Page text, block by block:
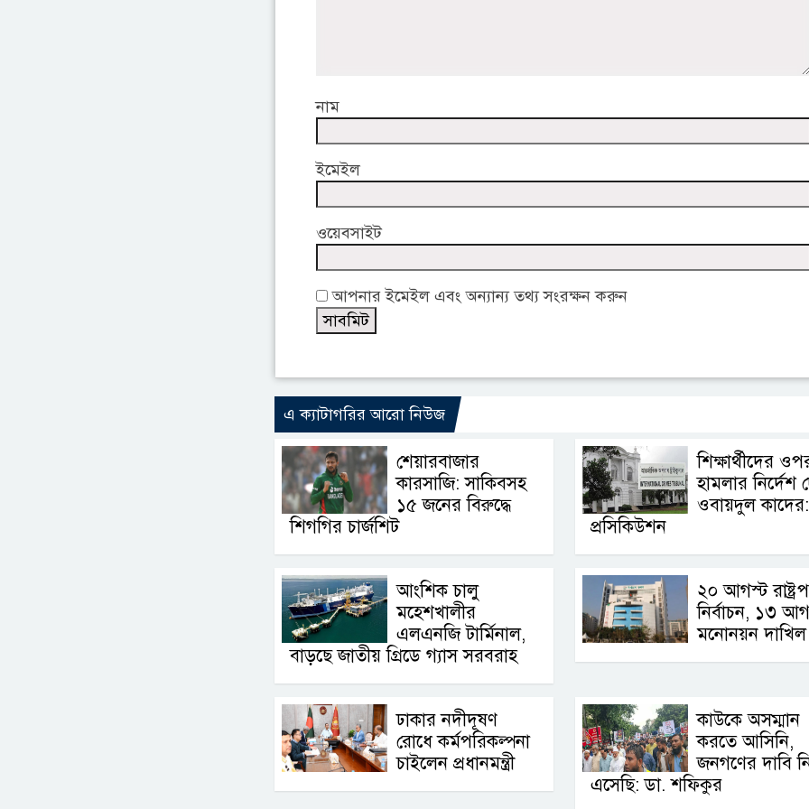
নাম
ইমেইল
ওয়েবসাইট
আপনার ইমেইল এবং অন্যান্য তথ্য সংরক্ষন করুন
এ ক্যাটাগরির আরো নিউজ
শেয়ারবাজার
কারসাজি: সাকিবসহ
১৫ জনের বিরুদ্ধে
শিগগির চার্জশিট
শিক্ষার্থীদের
হামলার নির্দেশ
ওবায়দুল কাদের:
প্রসিকিউশন
আংশিক চালু
মহেশখালীর
এলএনজি টার্মিনাল,
বাড়ছে জাতীয় গ্রিডে গ্যাস সরবরাহ
২০ আগস্ট
নির্বাচন, ১৩
মনোনয়ন দাখিল
ঢাকার নদীদূষণ
রোধে কর্মপরিকল্পনা
চাইলেন প্রধানমন্ত্রী
কাউকে অসম্মান
করতে আসিনি,
জনগণের দাবি
এসেছি: ডা. শফিকুর